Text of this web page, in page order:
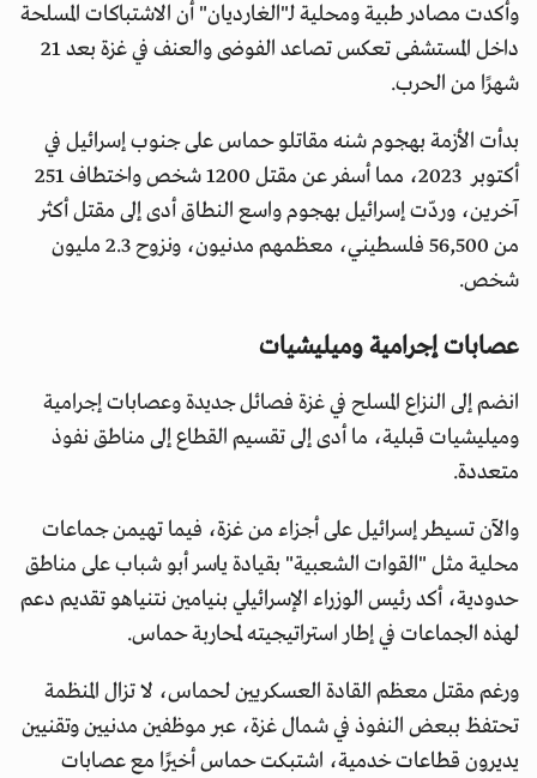
وأكدت مصادر طبية ومحلية لـ"الغارديان" أن الاشتباكات المسلحة
داخل المستشفى تعكس تصاعد الفوضى والعنف في غزة بعد 21
شهرًا من الحرب.
بدأت الأزمة بهجوم شنه مقاتلو حماس على جنوب إسرائيل في
أكتوبر 2023، مما أسفر عن مقتل 1200 شخص واختطاف 251
آخرين، وردّت إسرائيل بهجوم واسع النطاق أدى إلى مقتل أكثر
من 56,500 فلسطيني، معظمهم مدنيون، ونزوح 2.3 مليون
شخص.
عصابات إجرامية وميليشيات
انضم إلى النزاع المسلح في غزة فصائل جديدة وعصابات إجرامية
وميليشيات قبلية، ما أدى إلى تقسيم القطاع إلى مناطق نفوذ
متعددة.
والآن تسيطر إسرائيل على أجزاء من غزة، فيما تهيمن جماعات
محلية مثل "القوات الشعبية" بقيادة ياسر أبو شباب على مناطق
حدودية، أكد رئيس الوزراء الإسرائيلي بنيامين نتنياهو تقديم دعم
لهذه الجماعات في إطار استراتيجيته لمحاربة حماس.
ورغم مقتل معظم القادة العسكريين لحماس، لا تزال المنظمة
تحتفظ ببعض النفوذ في شمال غزة، عبر موظفين مدنيين وتقنيين
يديرون قطاعات خدمية، اشتبكت حماس أخيرًا مع عصابات